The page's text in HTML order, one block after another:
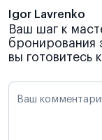
Igor Lavrenko
Ваш шаг к
бронирования
вы готовитесь
Ваш